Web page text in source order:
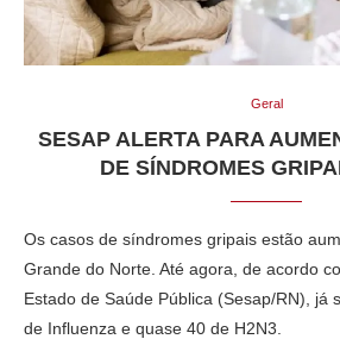
Geral
SESAP ALERTA PARA
DE SÍNDROMES
Os casos de síndromes gripais estão
Grande do Norte. Até agora, de acordo
Estado de Saúde Pública (Sesap/RN), já
de Influenza e quase 40 de H2N3.